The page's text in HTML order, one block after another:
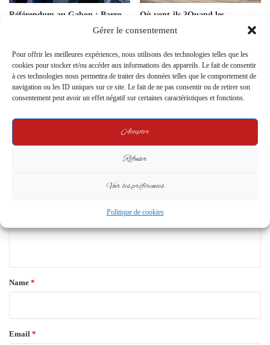
Gérer le consentement
Pour offrir les meilleures expériences, nous utilisons des technologies telles que les
cookies pour stocker et/ou accéder aux informations des appareils. Le fait de consentir
à ces technologies nous permettra de traiter des données telles que le comportement de
navigation ou les ID uniques sur ce site. Le fait de ne pas consentir ou de retirer son
consentement peut avoir un effet négatif sur certaines caractéristiques et fonctions.
Accepter
Refuser
Voir les préférences
Politique de cookies
Référendum au Gabon : Barro
Chambrier lance un appel décisif
28 October 2024
Où vont-ils ?Quand les
démissionnaires du PDG
26 May 2025
Leave a Reply
Your email address will not be published. Required fields are marked
*
Name *
Email *